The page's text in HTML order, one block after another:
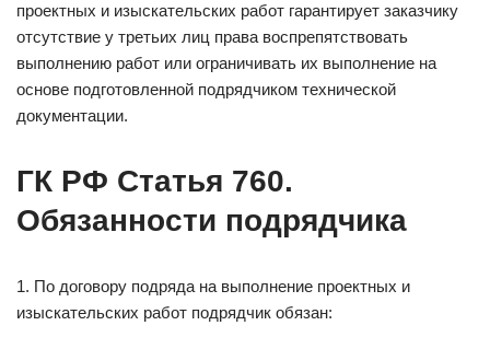
проектных и изыскательских работ гарантирует заказчику
отсутствие у третьих лиц права воспрепятствовать
выполнению работ или ограничивать их выполнение на
основе подготовленной подрядчиком технической
документации.
ГК РФ Статья 760.
Обязанности подрядчика
1. По договору подряда на выполнение проектных и
изыскательских работ подрядчик обязан: